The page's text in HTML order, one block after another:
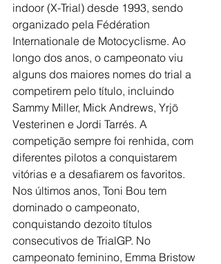
indoor (X-Trial) desde 1993, sendo
organizado pela Fédération
Internationale de Motocyclisme. Ao
longo dos anos, o campeonato viu
alguns dos maiores nomes do trial a
competirem pelo título, incluindo
Sammy Miller, Mick Andrews, Yrjö
Vesterinen e Jordi Tarrés. A
competição sempre foi renhida, com
diferentes pilotos a conquistarem
vitórias e a desafiarem os favoritos.
Nos últimos anos, Toni Bou tem
dominado o campeonato,
conquistando dezoito títulos
consecutivos de TrialGP. No
campeonato feminino, Emma Bristow